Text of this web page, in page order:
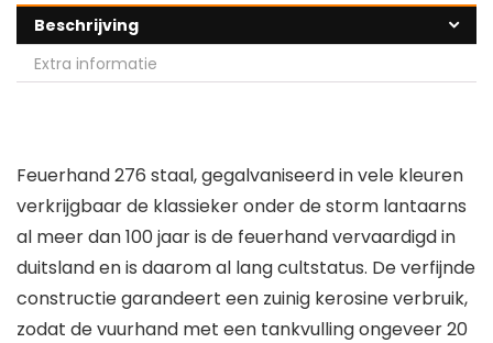
Beschrijving
Extra informatie
Feuerhand 276 staal, gegalvaniseerd in vele kleuren
verkrijgbaar de klassieker onder de storm lantaarns
al meer dan 100 jaar is de feuerhand vervaardigd in
duitsland en is daarom al lang cultstatus. De verfijnde
constructie garandeert een zuinig kerosine verbruik,
zodat de vuurhand met een tankvulling ongeveer 20